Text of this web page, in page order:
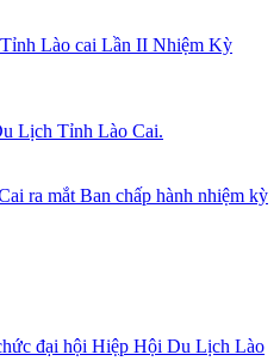
Lào cai Lần II Nhiệm Kỳ
Lịch Tỉnh Lào Cai.
ra mắt Ban chấp hành nhiệm kỳ
đại hội Hiệp Hội Du Lịch Lào